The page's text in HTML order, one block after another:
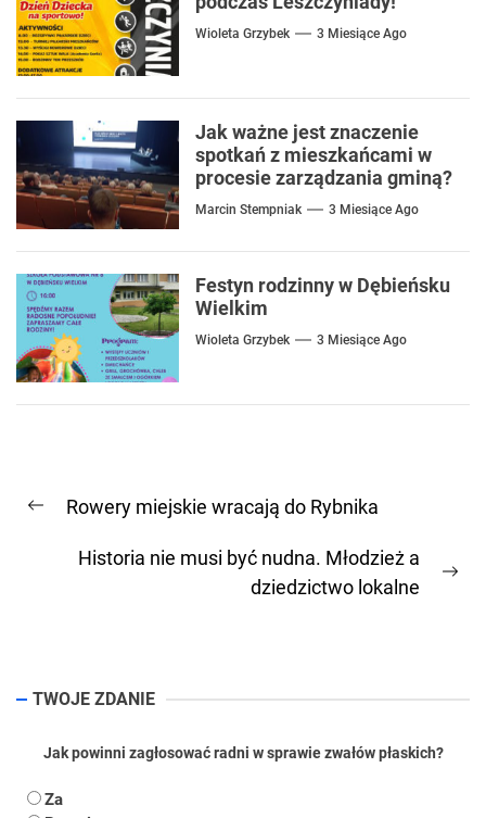
Wioleta Grzybek 3 Miesiące Ago
Jak ważne jest znaczenie
spotkań z mieszkańcami w
procesie zarządzania gminą?
Marcin Stempniak 3 Miesiące Ago
Festyn rodzinny w Dębieńsku
Wielkim
Wioleta Grzybek 3 Miesiące Ago
wpisu
Previous
Rowery miejskie wracają do Rybnika
Historia nie musi być nudna. Młodzież a
dziedzictwo lokalne
TWOJE ZDANIE
Jak powinni zagłosować radni w sprawie zwałów płaskich?
Za